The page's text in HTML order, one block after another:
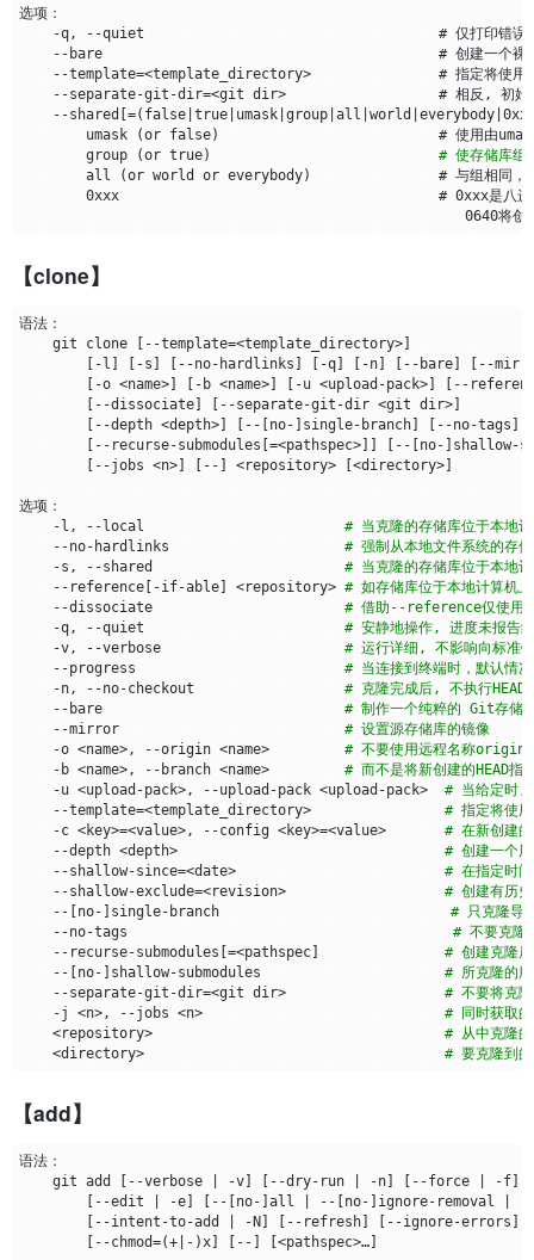
    --template
=
    --separate-git-dir
=<git dir>        　　　　　　# 相反, 初始化
    --shared
[=( false| true| umask| group| all world everybody|
umask
(or false)
　　　　　　# 使用由
        group
(or true)
# 使存储库组
        all
(or world or everybody)
【clone】
    git clone
--template=<template_directory>]
-l -s --no-hardlinks -q] -n] --bare]
--
-o <name>] -b <name>] -u <upload-pack>]
--
--dissociate] --separate-git-dir <git dir>]
--depth <depth>] -- no- single-branch] --no-tags
--recurse-submodules [=<pathspec>]] -- no-
shallow-
--jobs <n>] -- <repository> <directory>]
    -l, --local
# 当克隆的存储库位于本地
    --no-hardlinks
# 强制从本地文件系统的
    -s, --shared
# 当克隆的存储库位于本
    --reference
[ -if-able] <repository> # 如存储库位于本地计算机
    --dissociate
# 借助--reference仅使用选
    -q, --quiet
# 安静地操作, 进度未报告
    -v, --verbose
# 运行详细, 不影响向标准
    --progress
# 当连接到终端时，默认情
    -n, --no-checkout
# 克隆完成后, 不执行HEAD
    --bare
# 制作一个纯粹的 Git存储
    --mirror
# 设置源存储库的镜像
    -o <name>, --origin <name>
# 不要使用远程名称origin
    -b <name>, --branch <name>
# 而不是将新创建的HEAD指
    -u <upload-pack>, --upload-pack <upload-pack>
# 当给定时,
    --template
=<template_directory> # 指定将使
    -c <key>
=<value>, --config <key>=<value> # 在新创建
    --depth <depth>
# 创建一个历
    --shallow-since
=<date> # 在指定时间
    --shallow-exclude
=<revision> # 创建有历
    --
no- single-branch # 只克隆导
    --no-tags
# 不要克
    --recurse-submodules
[=<pathspec]
# 创建克隆
    --
no- shallow-submodules # 所克隆的
    --separate-git-dir
=<git dir> # 不要将克
    -j <n>, --jobs <n>
# 同时获取
    <repository>
# 从中克隆
    <directory>
# 要克隆到
【add】
    git add
--verbose -v] --dry-run -n] --force -f]
--edit -e] -- no- all -- no- ignore-removal
--intent-to-add -N --refresh] --ignore-errors
--chmod=(+| - )x] -- <pathspec>…​]